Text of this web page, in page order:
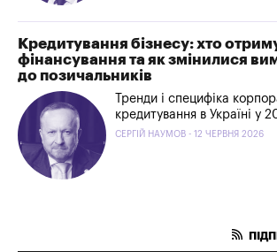
Кредитування бізнесу: хто
фінансування та як змінилися
до позичальників
Тренди і специфіка
кредитування в Україні у
СЕРГІЙ НАУМОВ - 12 ЧЕРВНЯ 2026